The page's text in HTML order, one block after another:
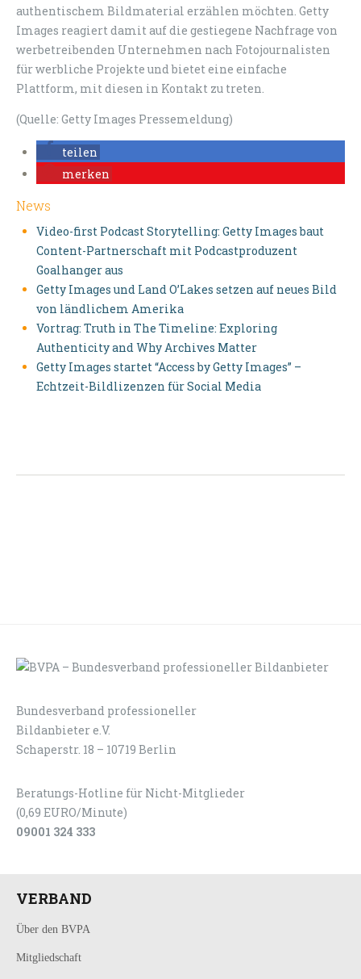
authentischem Bildmaterial erzählen möchten. Getty
Images reagiert damit auf die gestiegene Nachfrage von
werbetreibenden Unternehmen nach Fotojournalisten
für werbliche Projekte und bietet eine einfache
Plattform, mit diesen in Kontakt zu treten.
(Quelle: Getty Images Pressemeldung)
teilen
merken
News
Video-first Podcast Storytelling: Getty Images baut
Content-Partnerschaft mit Podcastproduzent
Goalhanger aus
Getty Images und Land O’Lakes setzen auf neues Bild
von ländlichem Amerika
Vortrag: Truth in The Timeline: Exploring
Authenticity and Why Archives Matter
Getty Images startet “Access by Getty Images” –
Echtzeit-Bildlizenzen für Social Media
Bundesverband professioneller
Bildanbieter e.V.
Schaperstr. 18 – 10719 Berlin
Beratungs-Hotline für Nicht-Mitglieder
(0,69 EURO/Minute)
09001 324 333
VERBAND
Über den BVPA
Mitgliedschaft